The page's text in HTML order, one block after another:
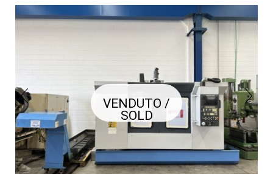
VENDUTO /
SOLD